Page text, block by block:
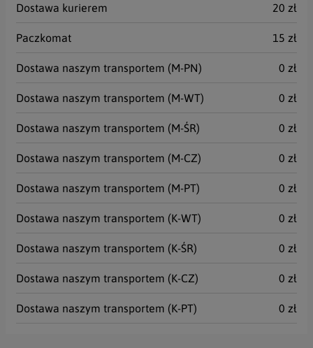
Dostawa kurierem 20 zł
Paczkomat 15 zł
Dostawa naszym transportem (M-PN) 0 zł
Dostawa naszym transportem (M-WT) 0 zł
Dostawa naszym transportem (M-ŚR) 0 zł
Dostawa naszym transportem (M-CZ) 0 zł
Dostawa naszym transportem (M-PT) 0 zł
Dostawa naszym transportem (K-WT) 0 zł
Dostawa naszym transportem (K-ŚR) 0 zł
Dostawa naszym transportem (K-CZ) 0 zł
Dostawa naszym transportem (K-PT) 0 zł